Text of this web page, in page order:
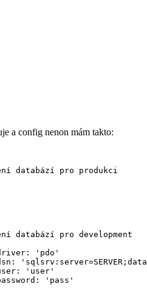
a config nenon mám takto: